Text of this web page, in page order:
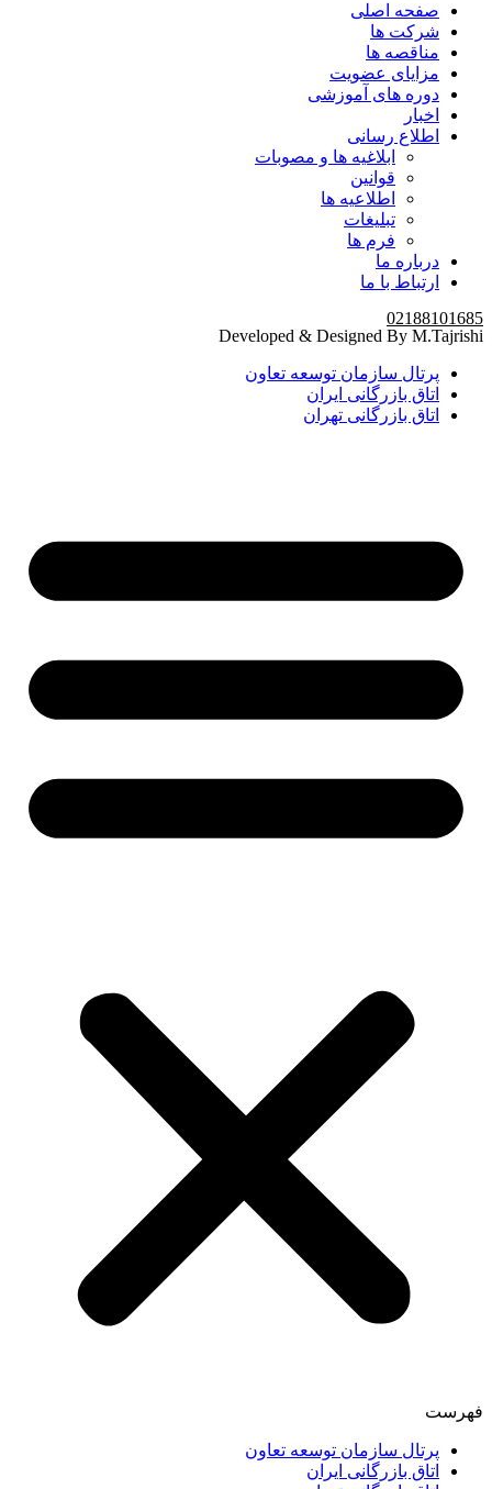
صفحه اصلی
شرکت ها
مناقصه ها
مزایای عضویت
دوره های آموزشی
اخبار
اطلاع رسانی
ابلاغیه ها و مصوبات
قوانین
اطلاعیه ها
تبلیغات
فرم ها
درباره ما
ارتباط با ما
02188101685
Developed & Designed By M.Tajrishi
پرتال سازمان توسعه تعاون
اتاق بازرگانی ایران
اتاق بازرگانی تهران
فهرست
پرتال سازمان توسعه تعاون
اتاق بازرگانی ایران